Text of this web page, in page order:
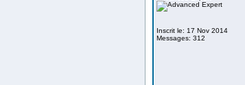
Inscrit le: 17 Nov 2014
Messages: 312